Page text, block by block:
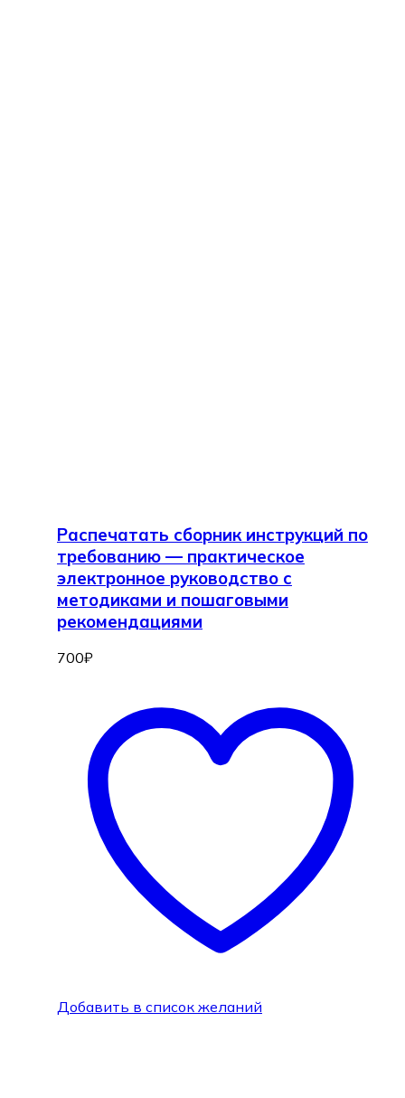
Распечатать сборник инструкций по
требованию — практическое
электронное руководство с
методиками и пошаговыми
рекомендациями
700₽
Добавить в список желаний